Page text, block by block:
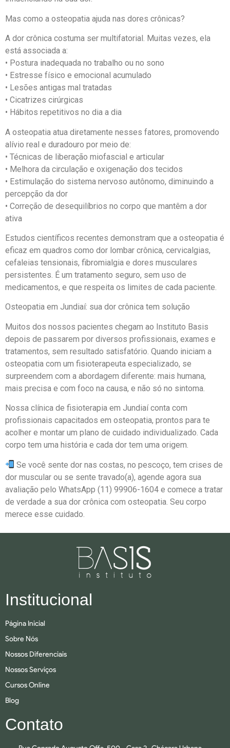
Mas como a osteopatia ajuda nas dores crônicas?
A dor crônica costuma ser multifatorial. Muitas vezes, ela
está associada a:
• Postura inadequada no trabalho ou no sono
• Estresse físico e emocional acumulado
• Lesões antigas mal tratadas
• Cicatrizes cirúrgicas
• Hábitos repetitivos no dia a dia
A osteopatia atua diretamente nesses fatores, promovendo
alívio real e duradouro por meio de:
• Técnicas de liberação miofascial e articular
• Melhora da circulação e oxigenação dos tecidos
• Estimulação do sistema nervoso autônomo, diminuindo a
percepção da dor
• Correção de desequilíbrios no corpo que mantêm a dor
ativa
Estudos científicos recentes demonstram que a osteopatia é
eficaz em quadros como dor lombar crônica, cervicalgias,
cefaleias tensionais, fibromialgia e dores musculares
persistentes. É um tratamento seguro, sem uso de
medicamentos, e que respeita os limites de cada paciente.
Osteopatia em Jundiaí: sua dor crônica tem solução
Muitos dos nossos pacientes chegam ao Instituto Basis
depois de passarem por diversos profissionais, exames e
tratamentos, sem resultado satisfatório. Quando iniciam a
osteopatia com um fisioterapeuta especializado, se
surpreendem com a abordagem diferente: mais humana,
mais precisa e com foco na causa, e não só no sintoma.
Nossa clínica de fisioterapia em Jundiaí conta com
profissionais capacitados em osteopatia, prontos para te
acolher e montar um plano de cuidado individualizado. Cada
corpo tem uma história e cada dor tem uma origem.
Se você sente dor nas costas, no pescoço, tem crises de
dor muscular ou se sente travado(a), agende agora sua
avaliação pelo WhatsApp (11) 99906-1604 e comece a tratar
de verdade a sua dor crônica com osteopatia. Seu corpo
merece esse cuidado.
Institucional
Página Inicial
Sobre Nós
Nossos Diferenciais
Nossos Serviços
Cursos Online
Blog
Contato